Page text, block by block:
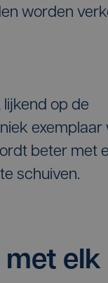
worden
op de
exemplaar
beter met
schuiven.
elk